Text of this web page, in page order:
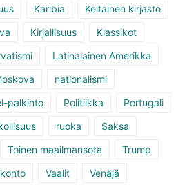
Karibia
Keltainen kirjasto
Kirjallisuus
Klassikot
Latinalainen Amerikka
nationalismi
palkinto Politiikka
Portugali
ruoka
Saksa
Toinen maailmansota
Trump
Vaalit Venäjä